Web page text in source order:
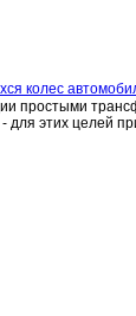
колес
простыми
для этих целей